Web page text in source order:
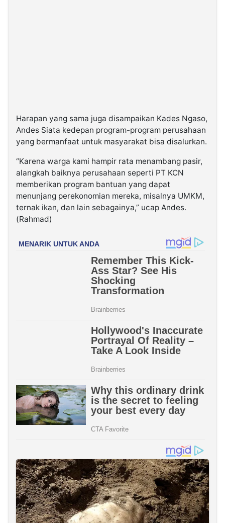
Harapan yang sama juga disampaikan Kades Ngaso,
Andes Siata kedepan program-program perusahaan
yang bermanfaat untuk masyarakat bisa disalurkan.
“Karena warga kami hampir rata menambang pasir,
alangkah baiknya perusahaan seperti PT KCN
memberikan program bantuan yang dapat
menunjang perekonomian mereka, misalnya UMKM,
ternak ikan, dan lain sebagainya,” ucap Andes.
(Rahmad)